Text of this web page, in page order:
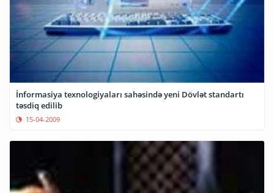
İnformasiya texnologiyaları sahəsində yeni Dövlət standartı
təsdiq edilib
15-04-2009